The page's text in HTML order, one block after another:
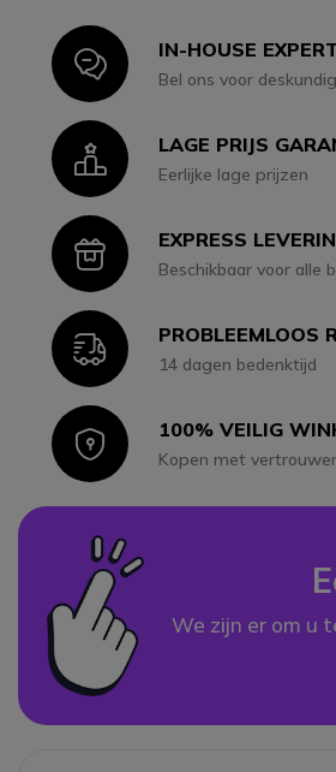
IconIN-HOUSE
Bel ons voor
IconLAGE PRIJS
Eerlijke lage prijzen
IconEXPRESS
Beschikbaar voor alle
IconPROBLEEMLOOS
14 dagen bedenktijd
Icon100% VEILIG
Kopen met
We zijn er om u